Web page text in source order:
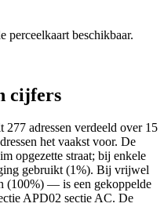
perceelkaart beschikbaar.
cijfers
adressen verdeeld over 15
het vaakst voor. De
opgezette straat; bij enkele
gebruikt (1%). Bij vrijwel
(100%) — is een gekoppelde
APD02 sectie AC. De